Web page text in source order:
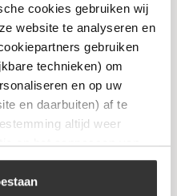
cookies gebruiken wij
website te analyseren en
gebruiken
technieken) om
en op uw
en daarbuiten) af te
altijd weer
en het aanpassen van
wij u naar ons